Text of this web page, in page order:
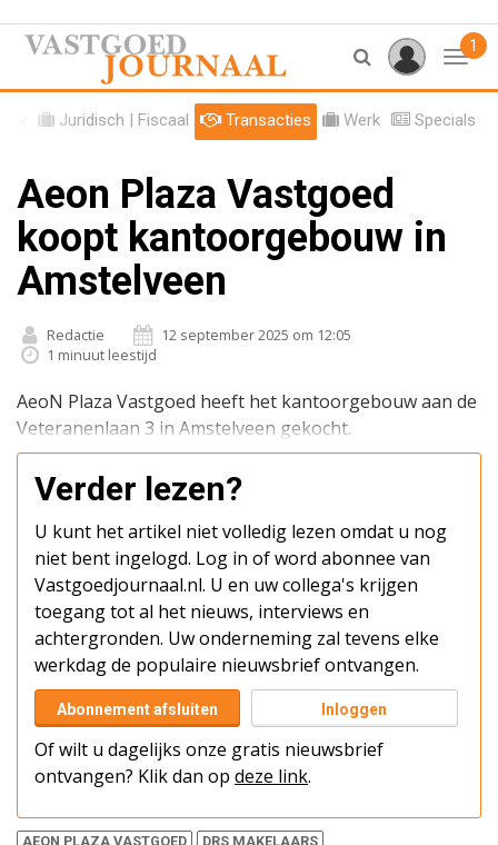
1
Juridisch | Fiscaal Transacties Werk Specials
Aeon Plaza Vastgoed
koopt kantoorgebouw in
Amstelveen
Redactie
12 september 2025 om 12:05
1 minuut leestijd
AeoN Plaza Vastgoed heeft het kantoorgebouw aan de
Veteranenlaan 3 in Amstelveen gekocht.
Verder lezen?
U kunt het artikel niet volledig lezen omdat u nog
niet bent ingelogd. Log in of word abonnee van
Vastgoedjournaal.nl. U en uw collega's krijgen
toegang tot al het nieuws, interviews en
achtergronden. Uw onderneming zal tevens elke
werkdag de populaire nieuwsbrief ontvangen.
Abonnement afsluiten Inloggen
Of wilt u dagelijks onze gratis nieuwsbrief
ontvangen? Klik dan op deze link.
AEON PLAZA VASTGOED
DRS MAKELAARS